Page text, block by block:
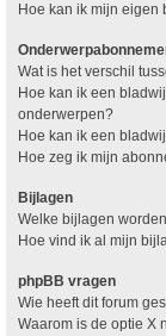
Hoe kan ik mijn
Wat is het verschil
Hoe kan ik een
onderwerpen?
Hoe kan ik een
Hoe zeg ik mijn
Bijlagen
Welke bijlagen
Hoe vind ik al mijn
phpBB vragen
Wie heeft dit forum
Waarom is de optie X